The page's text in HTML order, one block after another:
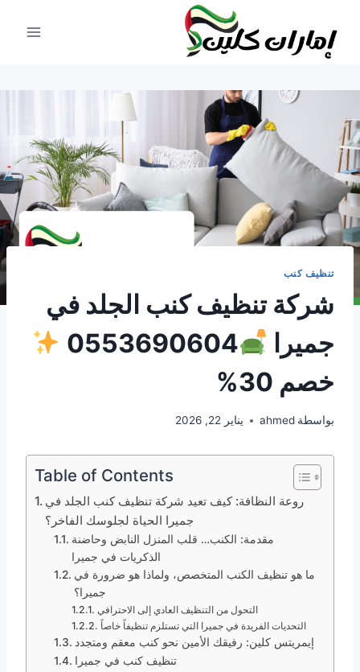
المحتوى
تنظيف كنب
شركة تنظيف كنب الجلد في
جميرا
0553690604
خصم 30%
بواسطة ahmed يناير 22, 2026
Table of Contents
روعة النظافة: كيف تعيد شركة تنظيف كنب الجلد في
جميرا الحياة لجلوسك الفاخر؟
مقدمة: الكنب… قلب المنزل النابض وحاضنة
الذكريات في جميرا
ما هو تنظيف الكنب المتخصص، ولماذا هو ضرورة في
جميرا؟
التحول من التنظيف العادي إلى الاحترافي
التحديات الفريدة في جميرا التي تستلزم تنظيفاً خاصاً
إيمريتس كلين: رفيقك الأمين نحو كنب معقم ومتجدد
تنظيف كنب في جميرا